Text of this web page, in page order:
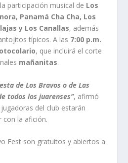
participación musical de Los
Panamá Cha Cha, Los
y Los Canallas, además
típicos. A las 7:00 p.m.
, que incluirá el corte
mañanitas.
de Los Bravos o de Las
todos los juarenses”, afirmó
del club estarán
con la afición.
Fest son gratuitos y abiertos a